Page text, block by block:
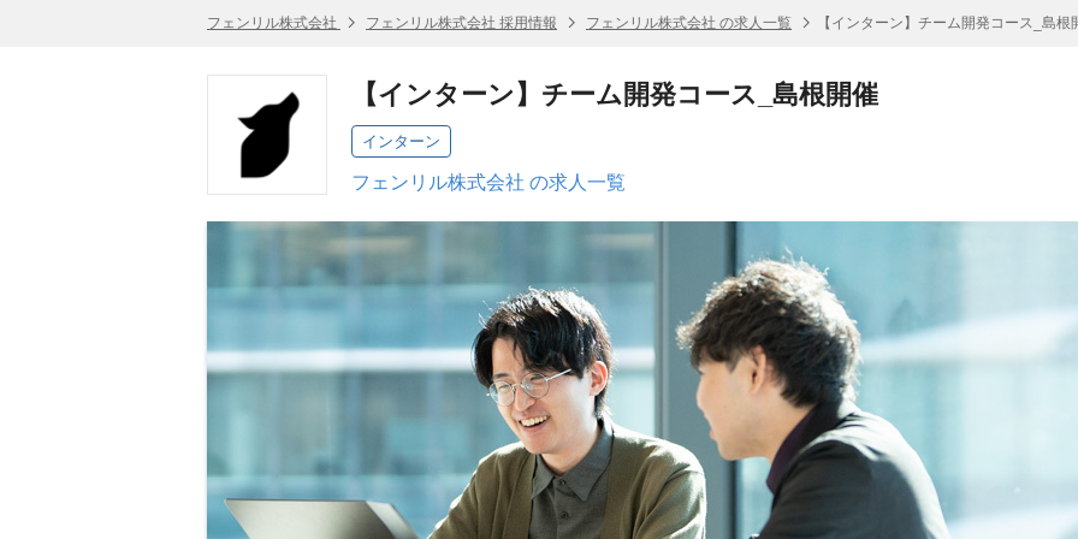
フェンリル株式会社 フェンリル株式会社 採用情報 フェンリル株式会社 の求人一覧 【インターン】チーム開発コース_島根
【インターン】チーム開発コース_島根開催
インターン
フェンリル株式会社 の求人一覧